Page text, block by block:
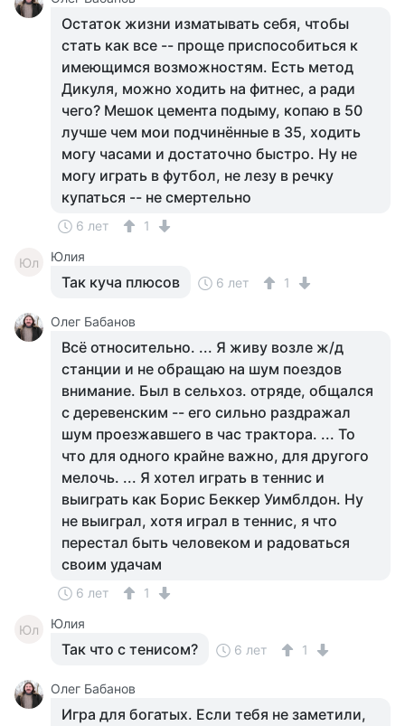
Остаток жизни изматывать себя, чтобы
стать как все -- проще приспособиться к
имеющимся возможностям. Есть метод
Дикуля, можно ходить на фитнес, а ради
чего? Мешок цемента подыму, копаю в 50
лучше чем мои подчинённые в 35, ходить
могу часами и достаточно быстро. Ну не
могу играть в футбол, не лезу в речку
купаться -- не смертельно
6 лет 1
Юл Юлия
Так куча плюсов 6 лет 1
Олег Бабанов
Всё относительно. ... Я живу возле ж/д
станции и не обращаю на шум поездов
внимание. Был в сельхоз. отряде, общался
с деревенским -- его сильно раздражал
шум проезжавшего в час трактора. ... То
что для одного крайне важно, для другого
мелочь. ... Я хотел играть в теннис и
выиграть как Борис Беккер Уимблдон. Ну
не выиграл, хотя играл в теннис, я что
перестал быть человеком и радоваться
своим удачам
6 лет 1
Юл Юлия
Так что с тенисом? 6 лет 1
Олег Бабанов
Игра для богатых. Если тебя не заметили,